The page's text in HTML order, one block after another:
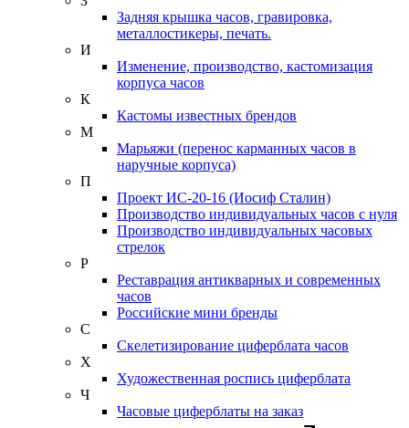
Задняя крышка часов, гравировка,
металлостикеры, печать.
И
Изменение, производство, кастомизация
корпуса часов
К
Кастомы известных брендов
М
Марьяжи (перенос карманных часов в
наручные корпуса)
П
Проект ИС-20-16 (Иосиф Сталин)
Производство индивидуальных часов с нуля
Производство индивидуальных часовых
стрелок
Р
Реставрация антикварных и современных
часов
Российские мини бренды
С
Скелетизирование циферблата часов
Х
Художественная роспись циферблата
Ч
Часовые циферблаты на заказ